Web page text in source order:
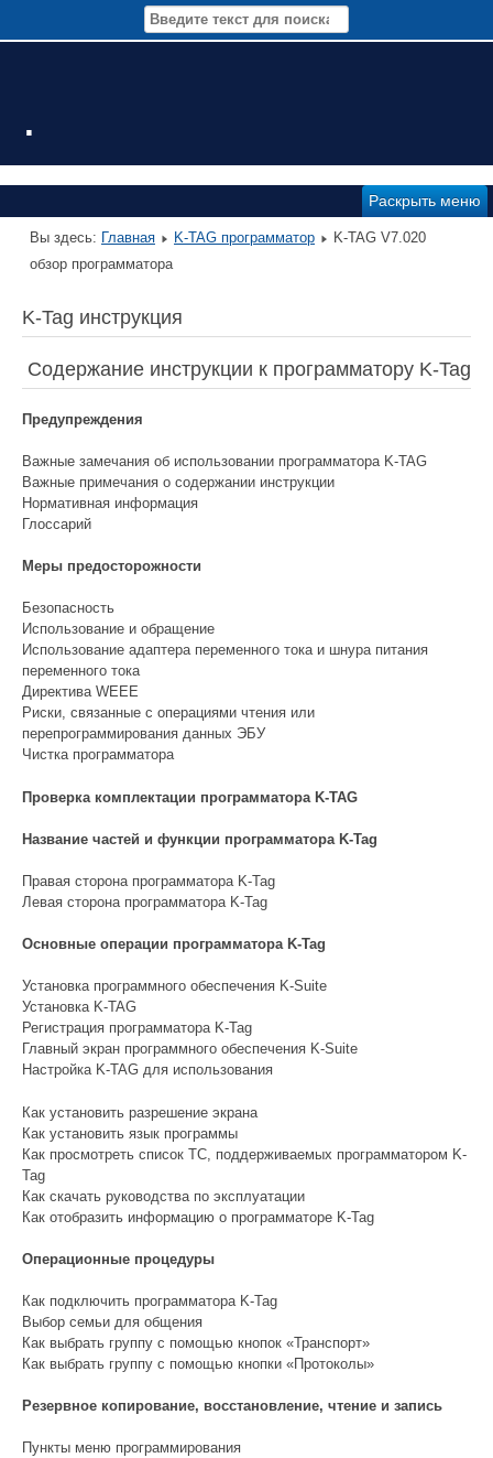
.
Раскрыть меню
Вы здесь: Главная K-TAG программатор
K-TAG V7.020
обзор программатора
K-Tag инструкция
Содержание инструкции к программатору K-Tag
Предупреждения
Важные замечания об использовании программатора K-TAG
Важные примечания о содержании инструкции
Нормативная информация
Глоссарий
Меры предосторожности
Безопасность
Использование и обращение
Использование адаптера переменного тока и шнура питания
переменного тока
Директива WEEE
Риски, связанные с операциями чтения или
перепрограммирования данных ЭБУ
Чистка программатора
Проверка комплектации программатора K-TAG
Название частей и функции программатора K-Tag
Правая сторона программатора K-Tag
Левая сторона программатора K-Tag
Основные операции программатора K-Tag
Установка программного обеспечения K-Suite
Установка K-TAG
Регистрация программатора K-Tag
Главный экран программного обеспечения K-Suite
Настройка K-TAG для использования
Как установить разрешение экрана
Как установить язык программы
Как просмотреть список ТС, поддерживаемых программатором K-
Tag
Как скачать руководства по эксплуатации
Как отобразить информацию о программаторе K-Tag
Операционные процедуры
Как подключить программатора K-Tag
Выбор семьи для общения
Как выбрать группу с помощью кнопок «Транспорт»
Как выбрать группу с помощью кнопки «Протоколы»
Резервное копирование, восстановление, чтение и запись
Пункты меню программирования